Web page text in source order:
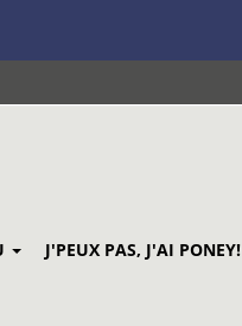
J'PEUX PAS, J'AI PONEY!